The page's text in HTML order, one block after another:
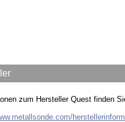
zum Hersteller Quest finden